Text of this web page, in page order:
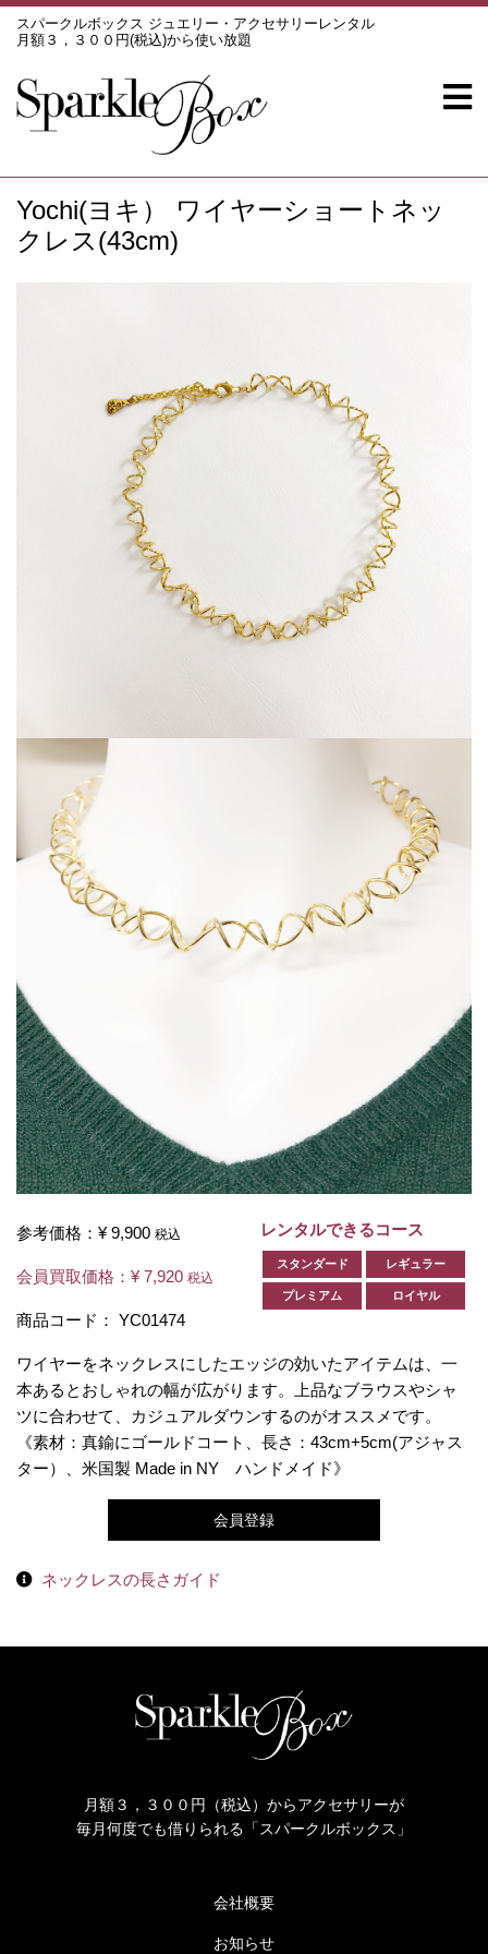
スパークルボックス ジュエリー・アクセサリーレンタル
月額３，３００円(税込)から使い放題
Yochi(ヨキ） ワイヤーショートネッ
クレス(43cm)
参考価格： ¥ 9,900 税込
会員買取価格： ¥ 7,920 税込
商品コード： YC01474
レンタルできるコース
スタンダード レギュラー
プレミアム ロイヤル
ワイヤーをネックレスにしたエッジの効いたアイテムは、一
本あるとおしゃれの幅が広がります。上品なブラウスやシャ
ツに合わせて、カジュアルダウンするのがオススメです。
《素材：真鍮にゴールドコート、長さ：43cm+5cm(アジャス
ター）、米国製 Made in NY ハンドメイド》
会員登録
ネックレスの長さガイド
月額３，３００円（税込）からアクセサリーが
毎月何度でも借りられる「スパークルボックス」
会社概要
お知らせ